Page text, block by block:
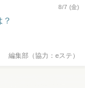
8/7 (金)
編集部（協力：eステ）